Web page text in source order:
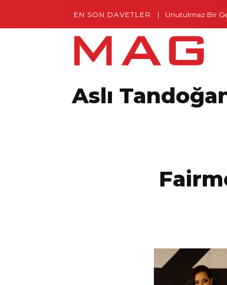
EN SON DAVETLER
Gaziantep’te Unutulmaz Bir Gece
Aslı